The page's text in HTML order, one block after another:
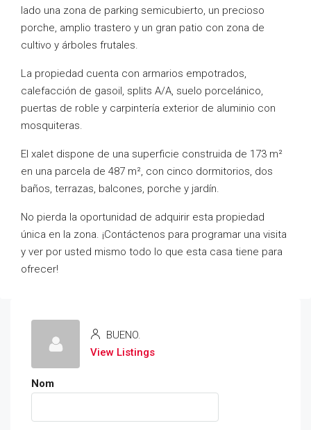
lado una zona de parking semicubierto, un precioso
porche, amplio trastero y un gran patio con zona de
cultivo y árboles frutales.
La propiedad cuenta con armarios empotrados,
calefacción de gasoil, splits A/A, suelo porcelánico,
puertas de roble y carpintería exterior de aluminio con
mosquiteras.
El xalet dispone de una superficie construida de 173 m²
en una parcela de 487 m², con cinco dormitorios, dos
baños, terrazas, balcones, porche y jardín.
No pierda la oportunidad de adquirir esta propiedad
única en la zona. ¡Contáctenos para programar una visita
y ver por usted mismo todo lo que esta casa tiene para
ofrecer!
BUENO.
View Listings
Nom